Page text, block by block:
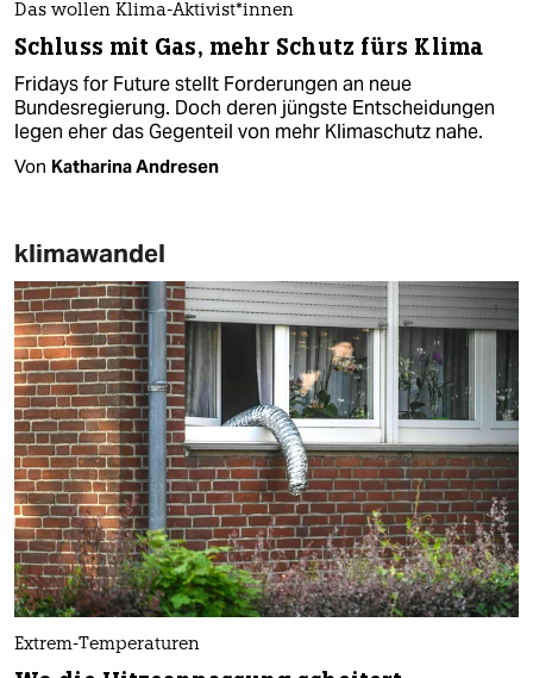
Das wollen Klima-Aktivist*innen
Schluss mit Gas, mehr Schutz fürs Klima
Fridays for Future stellt Forderungen an neue
Bundesregierung. Doch deren jüngste Entscheidungen
legen eher das Gegenteil von mehr Klimaschutz nahe.
Von Katharina Andresen
klimawandel
Extrem-Temperaturen